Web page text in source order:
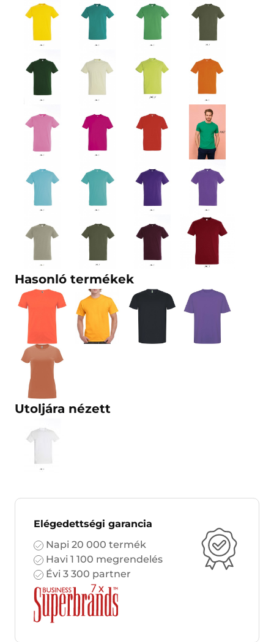
Hasonló termékek
Utoljára nézett
Elégedettségi garancia
Napi 20 000 termék
Havi 1 100 megrendelés
Évi 3 300 partner